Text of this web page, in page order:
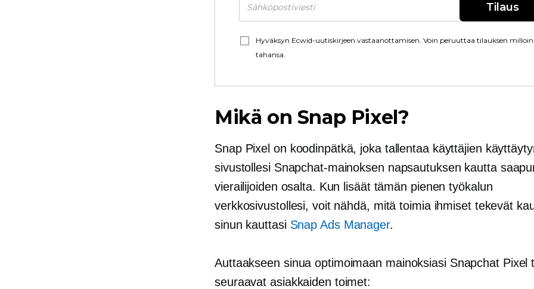
Tilaus
Hyväksyn Ecwid-uutiskirjeen vastaanottamisen. Voin peruuttaa tilauksen milloin
tahansa.
Mikä on Snap Pixel?
Snap Pixel on koodinpätkä, joka tallentaa käyttäjien
sivustollesi Snapchat-mainoksen napsautuksen kautta
vierailijoiden osalta. Kun lisäät tämän pienen työkalun
verkkosivustollesi, voit nähdä, mitä toimia ihmiset tekevät
sinun kauttasi Snap Ads Manager.
Auttaakseen sinua optimoimaan mainoksiasi Snapchat Pixel
seuraavat asiakkaiden toimet: